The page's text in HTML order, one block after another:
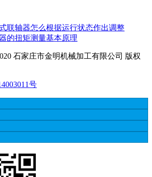
联轴器怎么根据运行状态作出调整
的扭矩测量基本原理
石家庄市金明机械加工有限公司 版权
号